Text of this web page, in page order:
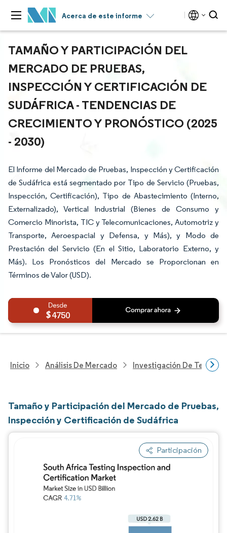
Acerca de este informe
TAMAÑO Y PARTICIPACIÓN DEL
MERCADO DE PRUEBAS,
INSPECCIÓN Y CERTIFICACIÓN DE
SUDÁFRICA - TENDENCIAS DE
CRECIMIENTO Y PRONÓSTICO (2025
- 2030)
El Informe del Mercado de Pruebas, Inspección y Certificación
de Sudáfrica está segmentado por Tipo de Servicio (Pruebas,
Inspección, Certificación), Tipo de Abastecimiento (Interno,
Externalizado), Vertical Industrial (Bienes de Consumo y
Comercio Minorista, TIC y Telecomunicaciones, Automotriz y
Transporte, Aeroespacial y Defensa, y Más), y Modo de
Prestación del Servicio (En el Sitio, Laboratorio Externo, y
Más). Los Pronósticos del Mercado se Proporcionan en
Términos de Valor (USD).
4750
Inicio Análisis De Mercado Investigación De
Tamaño y Participación del Mercado de Pruebas,
Inspección y Certificación de Sudáfrica
Participación